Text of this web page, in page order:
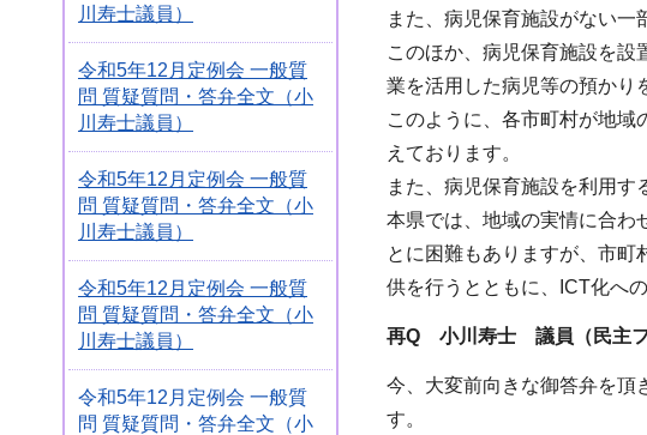
川寿士議員）
令和5年12月定例会 一般質
問 質疑質問・答弁全文（小
川寿士議員）
令和5年12月定例会 一般質
問 質疑質問・答弁全文（小
川寿士議員）
令和5年12月定例会 一般質
問 質疑質問・答弁全文（小
川寿士議員）
令和5年12月定例会 一般質
問 質疑質問・答弁全文（小
また、病児保育施設がない一
このほか、病児保育施設を
業を活用した病児等の預かり
このように、各市町村が地
えております。
また、病児保育施設を利用す
本県では、地域の実情に合わ
とに困難もありますが、市町
供を行うとともに、ICT化へ
再Q 小川寿士 議員（民主フ
今、大変前向きな御答弁を頂
す。